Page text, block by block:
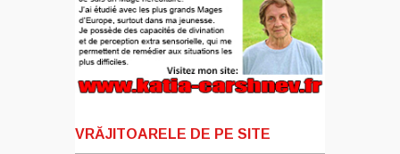
VRĂJITOARELE DE PE SITE